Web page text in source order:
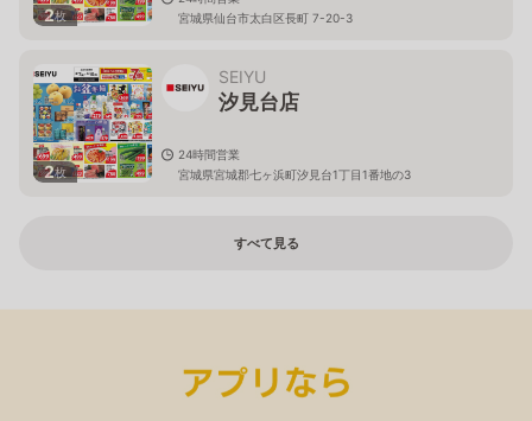
2枚
宮城県仙台市太白区長町 7-20-3
2枚
SEIYU
汐見台店
24時間営業
宮城県宮城郡七ヶ浜町汐見台1丁目1番地の3
すべて見る